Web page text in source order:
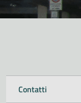
Contatti